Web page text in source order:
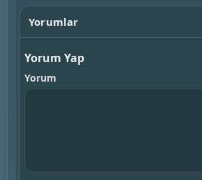
Yorumlar
Yorum Yap
Yorum